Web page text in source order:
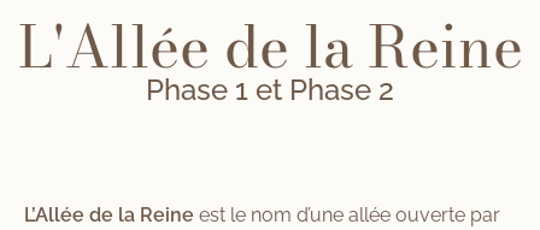
L'Allée de la Reine
Phase 1 et Phase 2
L’Allée de la Reine est le nom d’une allée ouverte par